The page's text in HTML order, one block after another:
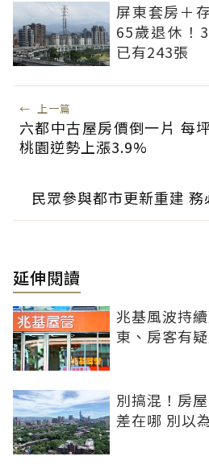
屏東套房＋
65歲退休！
已有243張
← 上一篇
六都中古屋房價倒一片 每
桃園逆勢上漲3.9%
民眾參與都市更新重建
延伸閱讀
兆基風波持
東、房客有
別搞混！房
差在哪 別以